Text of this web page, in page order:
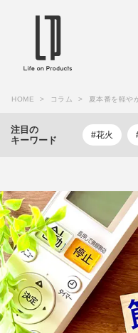
HOME コラム 夏本番を軽や
注目の
キーワード
#花火